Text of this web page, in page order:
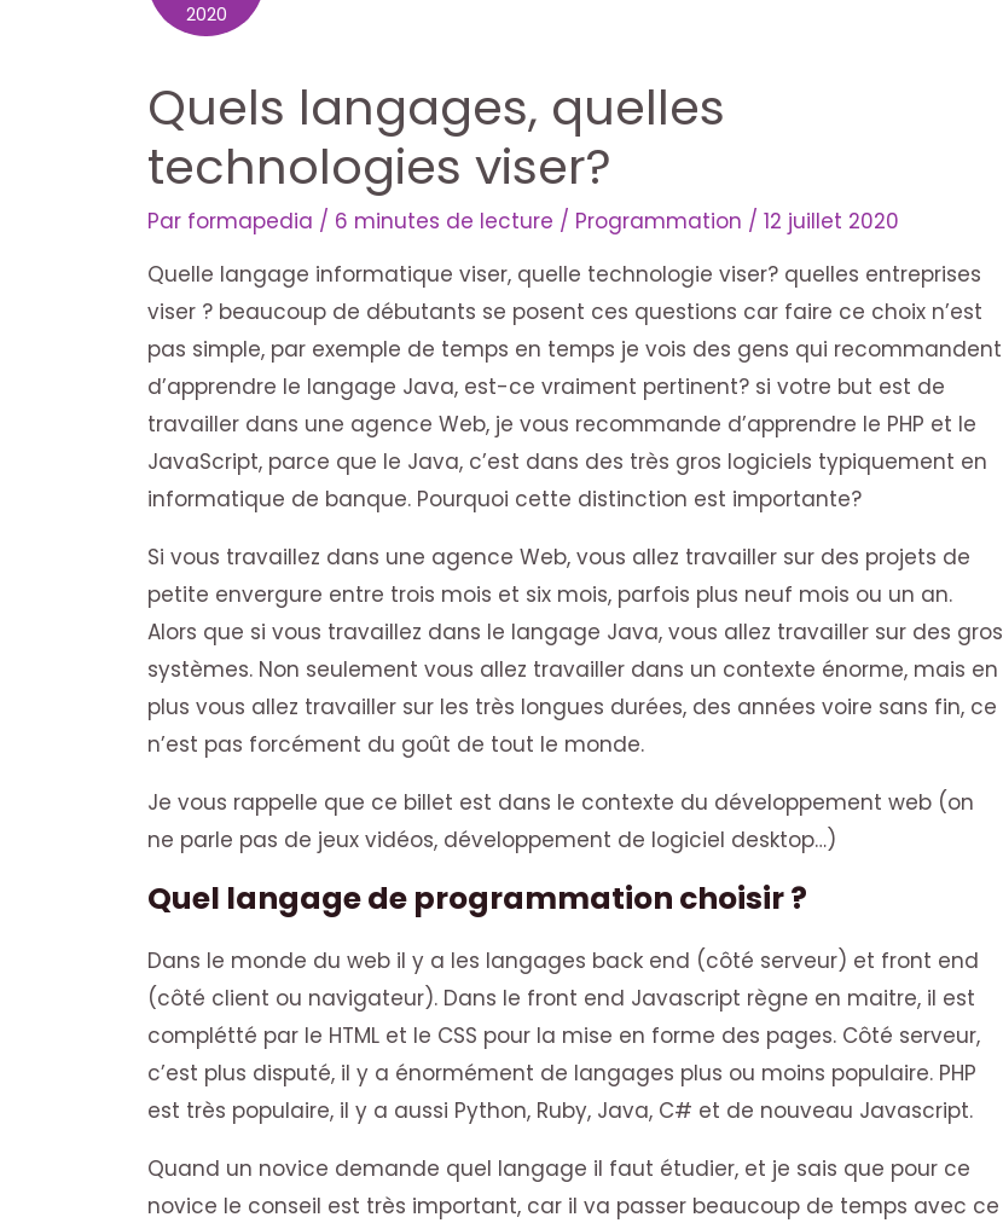
2020
Quels langages, quelles
technologies viser?
Par formapedia / 6 minutes de lecture / Programmation / 12 juillet 2020
Quelle langage informatique viser, quelle technologie viser? quelles entreprises
viser ? beaucoup de débutants se posent ces questions car faire ce choix n’est
pas simple, par exemple de temps en temps je vois des gens qui recommandent
d’apprendre le langage Java, est-ce vraiment pertinent? si votre but est de
travailler dans une agence Web, je vous recommande d’apprendre le PHP et le
JavaScript, parce que le Java, c’est dans des très gros logiciels typiquement en
informatique de banque. Pourquoi cette distinction est importante?
Si vous travaillez dans une agence Web, vous allez travailler sur des projets de
petite envergure entre trois mois et six mois, parfois plus neuf mois ou un an.
Alors que si vous travaillez dans le langage Java, vous allez travailler sur des gros
systèmes. Non seulement vous allez travailler dans un contexte énorme, mais en
plus vous allez travailler sur les très longues durées, des années voire sans fin, ce
n’est pas forcément du goût de tout le monde.
Je vous rappelle que ce billet est dans le contexte du développement web (on
ne parle pas de jeux vidéos, développement de logiciel desktop…)
Quel langage de programmation choisir ?
Dans le monde du web il y a les langages back end (côté serveur) et front end
(côté client ou navigateur). Dans le front end Javascript règne en maitre, il est
complétté par le HTML et le CSS pour la mise en forme des pages. Côté serveur,
c’est plus disputé, il y a énormément de langages plus ou moins populaire. PHP
est très populaire, il y a aussi Python, Ruby, Java, C# et de nouveau Javascript.
Quand un novice demande quel langage il faut étudier, et je sais que pour ce
novice le conseil est très important, car il va passer beaucoup de temps avec ce